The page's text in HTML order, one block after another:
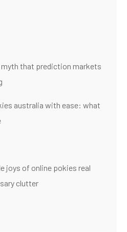
myth that prediction markets
australia with ease: what
joys of online pokies real
clutter